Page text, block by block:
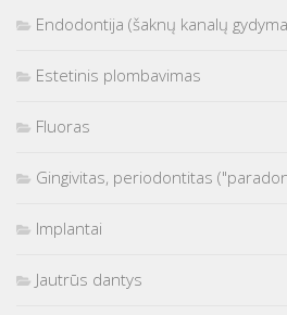
Endodontija (šaknų kanalų
Estetinis plombavimas
Fluoras
Gingivitas, periodontitas
Implantai
Jautrūs dantys